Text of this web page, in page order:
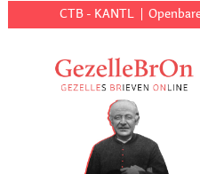
CTB - KANTL